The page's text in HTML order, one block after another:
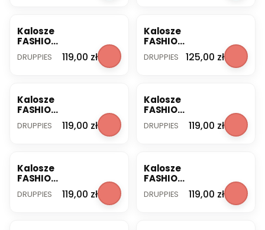
Kalosze
FASHION
BOOT
dark
PRODUCENT
DRUPPIES Cena
119,00 zł
Kalosze
FASHION
BOOT
Druppie
PRODUCENT
DRUPPIES Cena
125,00 zł
Kalosze
FASHION
BOOT
fresh
PRODUCENT
DRUPPIES Cena
119,00 zł
Kalosze
FASHION
BOOT
marine
PRODUCENT
DRUPPIES Cena
119,00 zł
Kalosze
FASHION
BOOT
marine 21
PRODUCENT
DRUPPIES Cena
119,00 zł
Kalosze
FASHION
BOOT
marine
PRODUCENT
DRUPPIES Cena
119,00 zł